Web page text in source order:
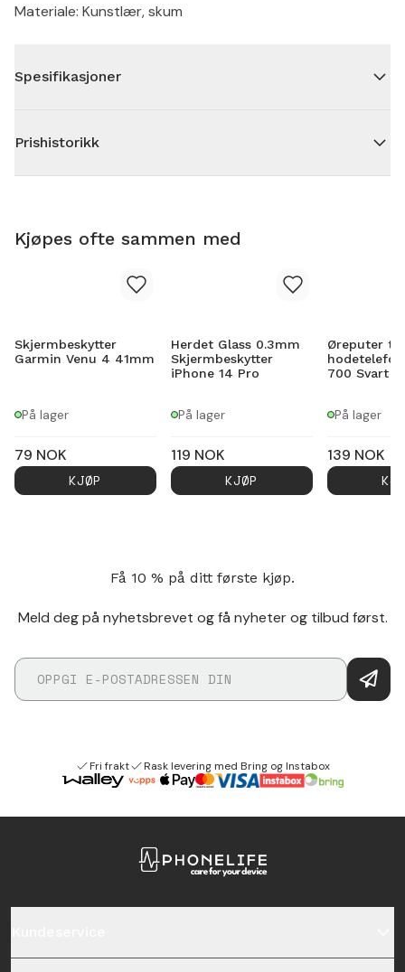
Materiale: Kunstlær, skum
Spesifikasjoner
Prishistorikk
Kjøpes ofte sammen med
Skjermbeskytter
Garmin Venu 4 41mm
På lager
79 NOK
KJØP
Herdet Glass 0.3mm
Skjermbeskytter
iPhone 14 Pro
På lager
119 NOK
KJØP
Øreputer til
700 Svart
På lager
139 NOK
Få 10 % på ditt første kjøp.
Meld deg på nyhetsbrevet og få nyheter og tilbud først.
Fri frakt Rask levering med Bring og Instabox